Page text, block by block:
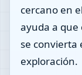
cercano en el
ayuda a que
se convierta
exploración.